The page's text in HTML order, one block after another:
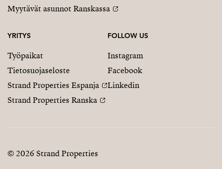
Myytävät asunnot Ranskassa
YRITYS
Työpaikat
Tietosuojaseloste
Strand Properties Espanja
Strand Properties Ranska
FOLLOW US
Instagram
Facebook
Linkedin
© 2026 Strand Properties